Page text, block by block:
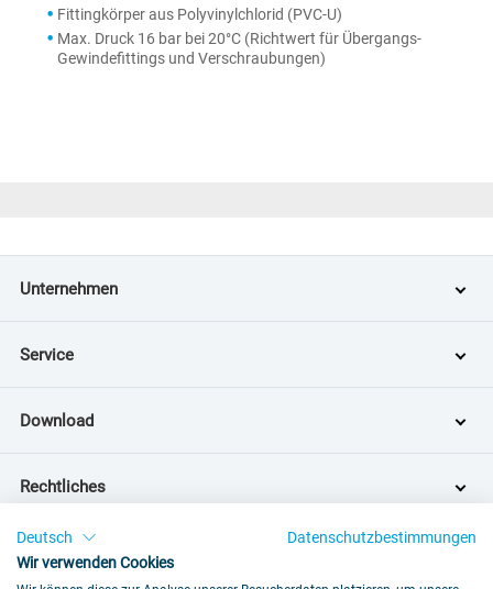
Fittingkörper aus Polyvinylchlorid (PVC-U)
Max. Druck 16 bar bei 20°C (Richtwert für Übergangs-
Gewindefittings und Verschraubungen)
Unternehmen
Service
Download
Rechtliches
Kundencenter
Deutsch
Datenschutzbestimmungen
Wir verwenden Cookies